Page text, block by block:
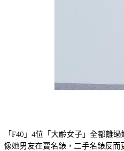
「F40」4位「大齡女子」全都離
像她男友在賣名錶，二手名錶反而